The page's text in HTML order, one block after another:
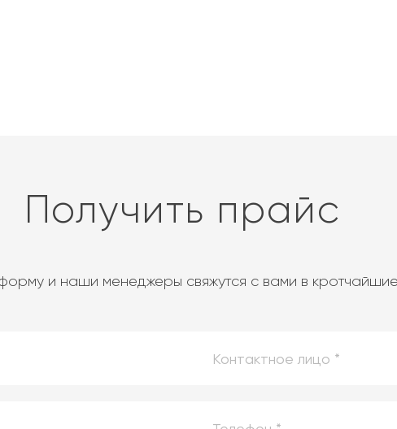
Получить прайс
и наши менеджеры свяжутся с вами в